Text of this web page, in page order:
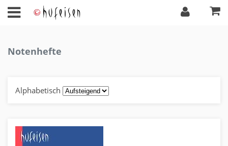
Notenhefte
Alphabetisch